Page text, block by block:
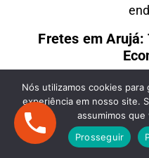
Fretes em Arujá:
OferecemosFretes
transportar
mercadorias ou
segura. Com
Nós utilizamos cookies
experiência em nosso site.
assumimos
Prosseguir